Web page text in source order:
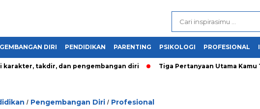
DIRI PENDIDIKAN PARENTING PSIKOLOGI PROFESIONAL
takdir, dan pengembangan diri Tiga Pertanyaan Utama Kamu
/ Pengembangan Diri / Profesional